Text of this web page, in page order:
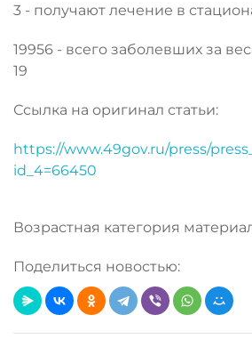
3 - получают лечение в
19956 - всего заболевших за
19
Ссылка на оригинал статьи:
https://www.49gov.ru/press/
id_4=66450
Возрастная категория
Поделиться новостью: